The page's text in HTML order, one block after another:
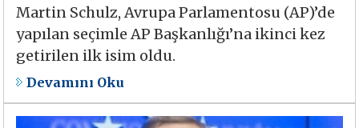
Martin Schulz, Avrupa Parlamentosu (AP)’de
yapılan seçimle AP Başkanlığı’na ikinci kez
getirilen ilk isim oldu.
Devamını Oku